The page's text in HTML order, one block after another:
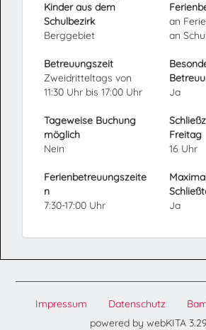
Kinder aus dem
Schulbezirk
Berggebiet
an
an
Betreuungszeit
Zweidritteltags von
11:30 Uhr bis 17:00 Uhr
Ja
Tageweise Buchung
möglich
Nein
Freitag
16 Uhr
Ferienbetreuungszeite
n
7:30-17:00 Uhr
Ja
Impressum Datenschutz
powered by webKITA